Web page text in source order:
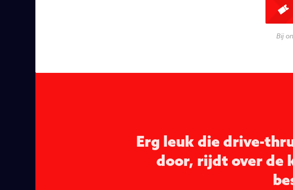
Bij
Erg leuk die drive-
door, rijdt over de